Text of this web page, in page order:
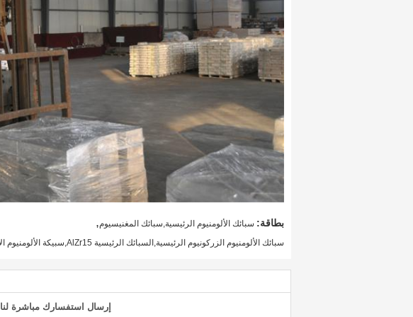
بطاقة: سبائك الألومنيوم الرئيسية,سبائك المغنيسيوم,
سبائك الألومنيوم الزركونيوم الرئيسية,السبائك الرئيسية AlZr15,سبيكة الألومنيوم الأساسية AlZr15
إرسال استفسارك مباشرة لنا